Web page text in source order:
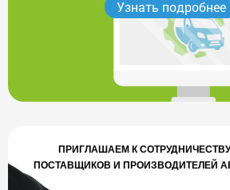
Узнать подробнее
ПРИГЛАШАЕМ К
ПОСТАВЩИКОВ И ПРОИЗВОДИТЕЛЕЙ